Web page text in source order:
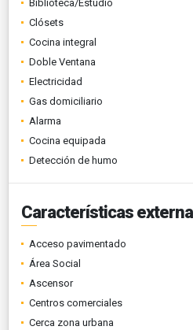
Biblioteca/Estudio
Clósets
Cocina integral
Doble Ventana
Electricidad
Gas domiciliario
Alarma
Cocina equipada
Detección de humo
Características
Acceso pavimentado
Área Social
Ascensor
Centros comerciales
Cerca zona urbana